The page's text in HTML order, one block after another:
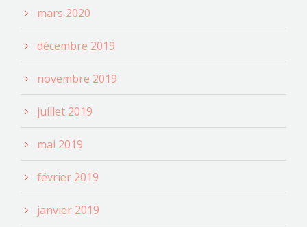
mars 2020
décembre 2019
novembre 2019
juillet 2019
mai 2019
février 2019
janvier 2019